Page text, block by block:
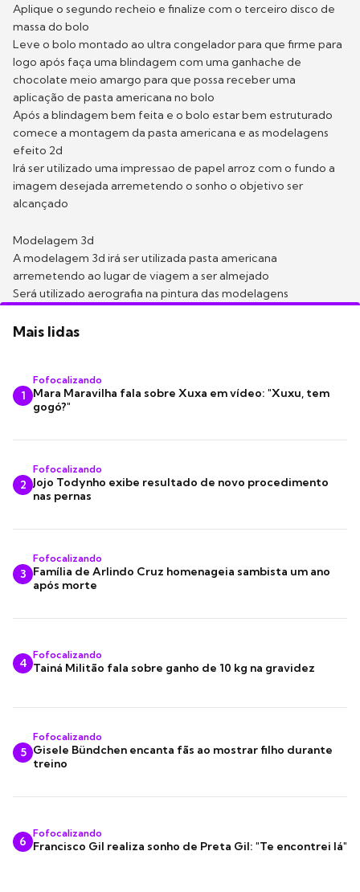
Aplique o segundo recheio e finalize com o terceiro disco de
massa do bolo
Leve o bolo montado ao ultra congelador para que firme para
logo após faça uma blindagem com uma ganhache de
chocolate meio amargo para que possa receber uma
aplicação de pasta americana no bolo
Após a blindagem bem feita e o bolo estar bem estruturado
comece a montagem da pasta americana e as modelagens
efeito 2d
Irá ser utilizado uma impressao de papel arroz com o fundo a
imagem desejada arremetendo o sonho o objetivo ser
alcançado
Modelagem 3d
A modelagem 3d irá ser utilizada pasta americana
arremetendo ao lugar de viagem a ser almejado
Será utilizado aerografia na pintura das modelagens
Mais lidas
1
Fofocalizando
Mara Maravilha fala sobre Xuxa em vídeo: "Xuxu, tem
gogó?"
2
Fofocalizando
Jojo Todynho exibe resultado de novo procedimento
nas pernas
3
Fofocalizando
Família de Arlindo Cruz homenageia sambista um ano
após morte
4
Fofocalizando
Tainá Militão fala sobre ganho de 10 kg na gravidez
5
Fofocalizando
Gisele Bündchen encanta fãs ao mostrar filho durante
treino
6
Fofocalizando
Francisco Gil realiza sonho de Preta Gil: "Te encontrei lá"